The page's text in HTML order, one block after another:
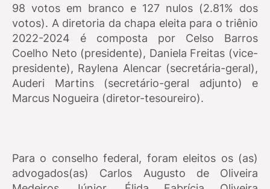
98 votos em branco e 127 nulos (2.81% dos
votos). A diretoria da chapa eleita para o triênio
2022-2024 é composta por Celso Barros
Coelho Neto (presidente), Daniela Freitas (vice-
presidente), Raylena Alencar (secretária-geral),
Auderi Martins (secretário-geral adjunto) e
Marcus Nogueira (diretor-tesoureiro).
Para o conselho federal, foram eleitos os (as)
advogados(as) Carlos Augusto de Oliveira